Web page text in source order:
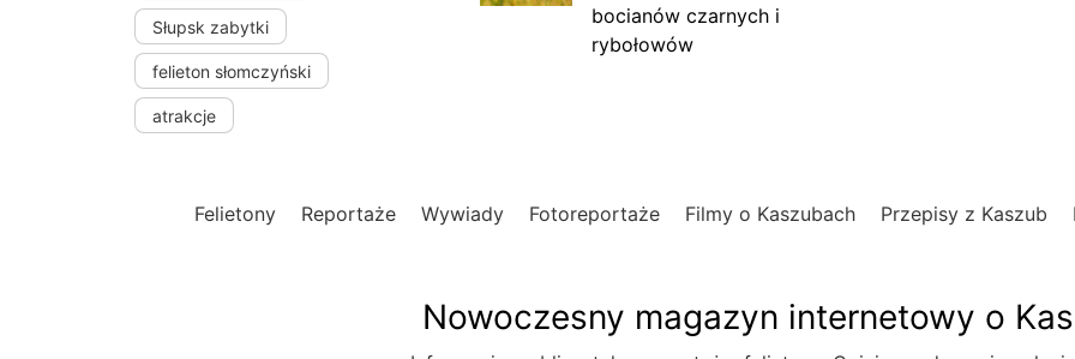
Słupsk zabytki
felieton słomczyński
atrakcje
bocianów czarnych i
rybołowów
Felietony Reportaże Wywiady Fotoreportaże Filmy o Kaszubach Przepisy z Kaszub
Nowoczesny magazyn internetowy o